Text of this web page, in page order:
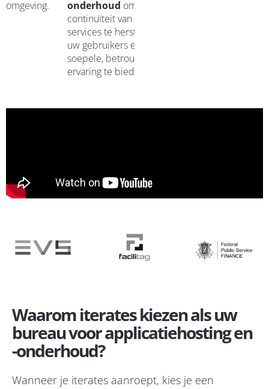
omgeving. onderhoud om de
continuïteit van uw
services te herstellen en
uw gebruikers een
soepele, betrouwbare
ervaring te bieden.
Waarom iterates kiezen als uw
bureau voor applicatiehosting en
-onderhoud?
Wanneer je iterates aanroept, kies je een